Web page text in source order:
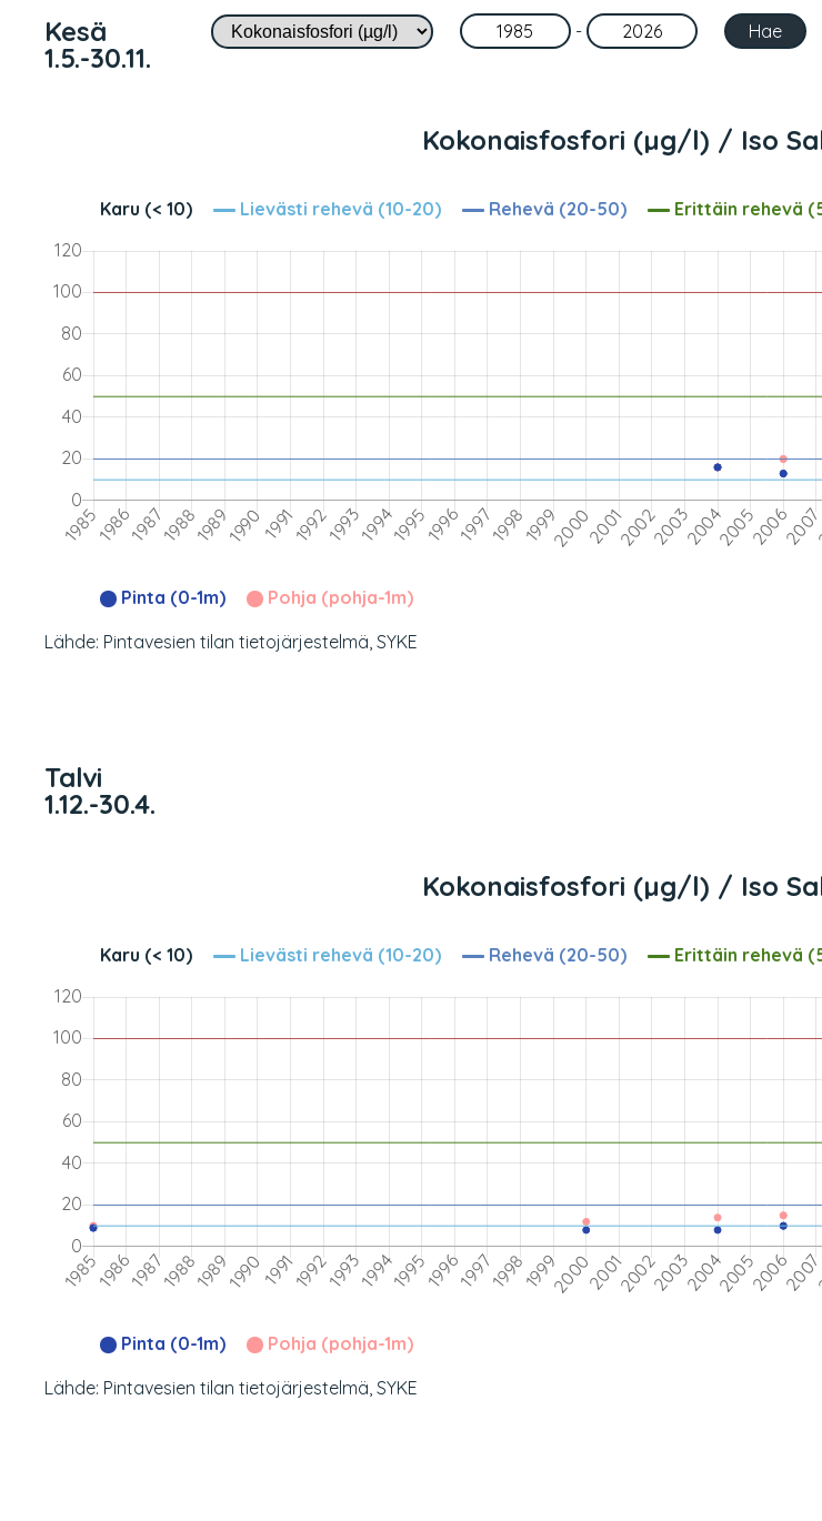
Kesä
1.5.-30.11.
-
Kokonaisfosfori (µg/l) / Iso
Karu (< 10) Lievästi rehevä (10-20) Rehevä (20-50) Erittäin rehevä
Pinta (0-1m)
Pohja (pohja-1m)
Lähde: Pintavesien tilan tietojärjestelmä, SYKE
Talvi
1.12.-30.4.
Kokonaisfosfori (µg/l) / Iso
Karu (< 10) Lievästi rehevä (10-20) Rehevä (20-50) Erittäin rehevä
Pinta (0-1m)
Pohja (pohja-1m)
Lähde: Pintavesien tilan tietojärjestelmä, SYKE